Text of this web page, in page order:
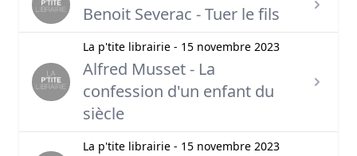
Benoit Severac - Tuer le fils
La p'tite librairie - 15 novembre 2023
Alfred Musset - La
confession d'un enfant du
siècle
La p'tite librairie - 15 novembre 2023